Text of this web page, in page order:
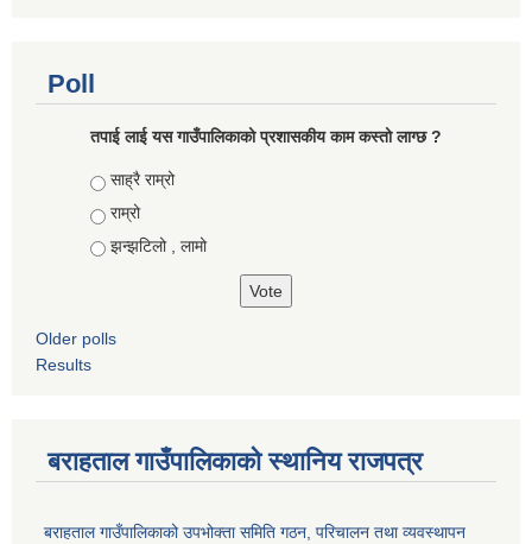
Poll
तपाई लाई यस गाउँपालिकाको प्रशासकीय काम कस्तो लाग्छ ?
Choices
साह्रै राम्रो
राम्रो
झन्झटिलो , लामो
Older polls
Results
बराहताल गाउँपालिकाको स्थानिय राजपत्र
बराहताल गाउँपालिकाको उपभोक्ता समिति गठन, परिचालन तथा व्यवस्थापन